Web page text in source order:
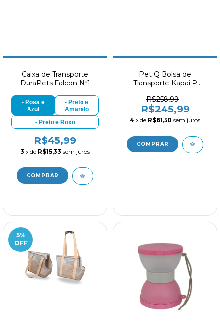
Caixa de Transporte
DuraPets Falcon Nº1
- Rosa e
Azul
- Preto e
Amarelo
- Preto e Roxo
R$45,99
3 x de R$15,33 sem juros
Pet Q Bolsa de
Transporte Kapai P
R$258,99
R$245,99
4 x de R$61,50 sem juros
5%
OFF